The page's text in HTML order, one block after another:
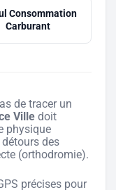
Consommation
Carburant
de tracer un
Ville doit
physique
des
(orthodromie).
précises pour